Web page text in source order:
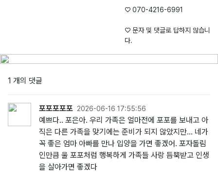
♡ 070-4216-6991
♡ 문자 및 댓글로 답하지 않습니
1 개의 댓글
포포포포포 2026-06-16 17:55:56
예쁘다.. 포은아. 우리 가족은 얼마전에 포포를 보내고 아
직은 다른 가족을 맞기에는 준비가 되지 않았지만... 네가
꼭 좋은 엄마 아빠를 만나 입양을 가면 좋겠어. 포자돌림
인만큼 울 포포처럼 행복하게 가족들 사랑 듬뿍받고 인생
을 살아가면 좋겠다